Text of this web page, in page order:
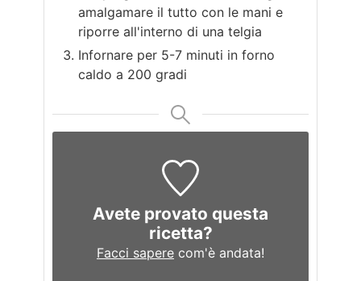
amalgamare il tutto con le mani e
riporre all'interno di una telgia
Infornare per 5-7 minuti in forno
caldo a 200 gradi
Avete provato questa
ricetta?
Facci sapere com'è andata!